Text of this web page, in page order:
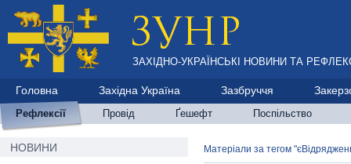
ЗАХІДНО-УКРАЇНСЬКІ НОВИНИ ТА
Головна Західна Україна Зазбруччя
Рефлексії Провід Ґешефт Поспільство
НОВИНИ Матеріали за тегом